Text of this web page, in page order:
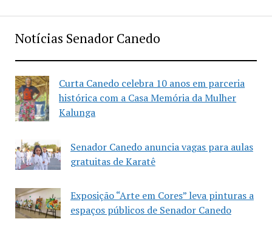
Notícias Senador Canedo
Curta Canedo celebra 10 anos em parceria
histórica com a Casa Memória da Mulher
Kalunga
Senador Canedo anuncia vagas para aulas
gratuitas de Karatê
Exposição “Arte em Cores” leva pinturas a
espaços públicos de Senador Canedo